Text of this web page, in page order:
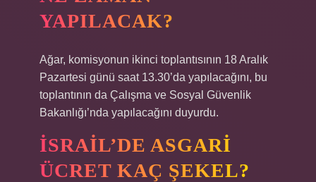
YAPILACAK?
Ağar, komisyonun ikinci toplantısının 18 Aralık
Pazartesi günü saat 13.30’da yapılacağını, bu
toplantının da Çalışma ve Sosyal Güvenlik
Bakanlığı’nda yapılacağını duyurdu.
İSRAIL’DE ASGARI
ÜCRET KAÇ ŞEKEL?